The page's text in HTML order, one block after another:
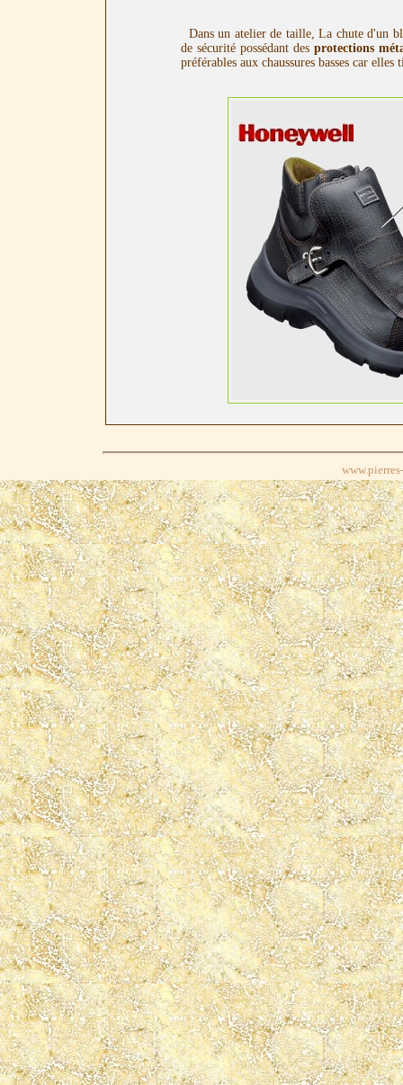
Dans un atelier de taille, La chute d'un
de sécurité possédant des protections
préférables aux chaussures basses car